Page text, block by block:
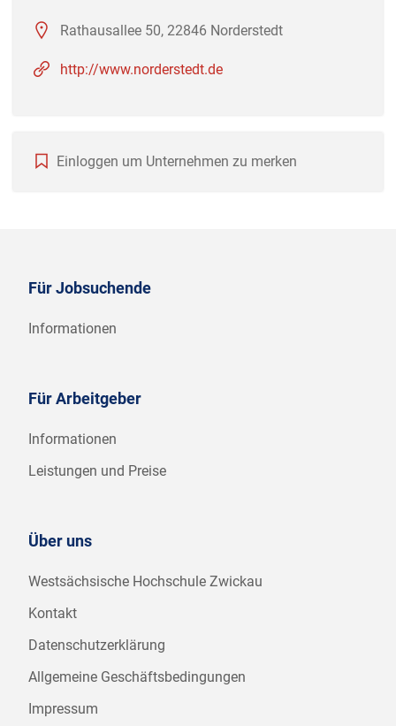
Rathausallee 50, 22846 Norderstedt
http://www.norderstedt.de
Einloggen um Unternehmen zu merken
Für Jobsuchende
Informationen
Für Arbeitgeber
Informationen
Leistungen und Preise
Über uns
Westsächsische Hochschule Zwickau
Kontakt
Datenschutzerklärung
Allgemeine Geschäftsbedingungen
Impressum